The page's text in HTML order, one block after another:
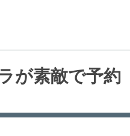
が素敵で予約